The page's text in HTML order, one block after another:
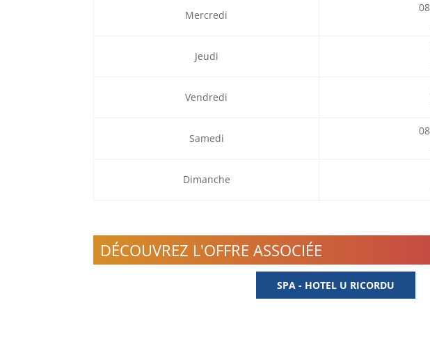
Mercredi
Jeudi
Vendredi
Samedi
Dimanche
DÉCOUVREZ L'OFFRE ASSOCIÉE
SPA - HOTEL U RICORDU